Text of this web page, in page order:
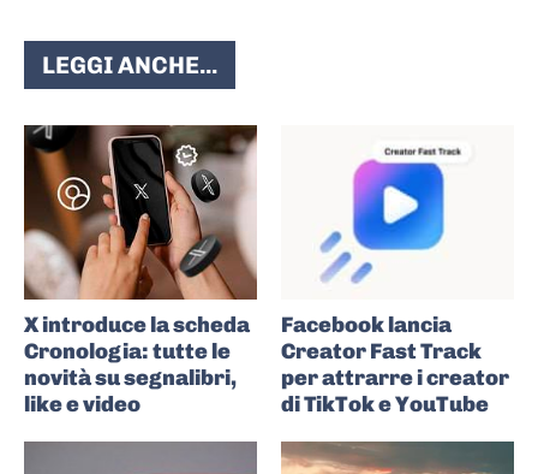
LEGGI ANCHE...
X introduce la scheda
Cronologia: tutte le
novità su segnalibri,
like e video
Facebook lancia
Creator Fast Track
per attrarre i creator
di TikTok e YouTube